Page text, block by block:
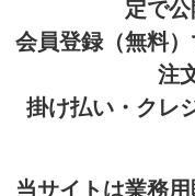
定で公
会員登録（無料
注
掛け払い・クレ
当サイトは業務